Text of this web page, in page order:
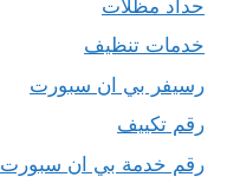
حداد مظلات
خدمات تنظيف
رسيفر بي ان سبورت
رقم تكييف
رقم خدمة بي ان سبورت